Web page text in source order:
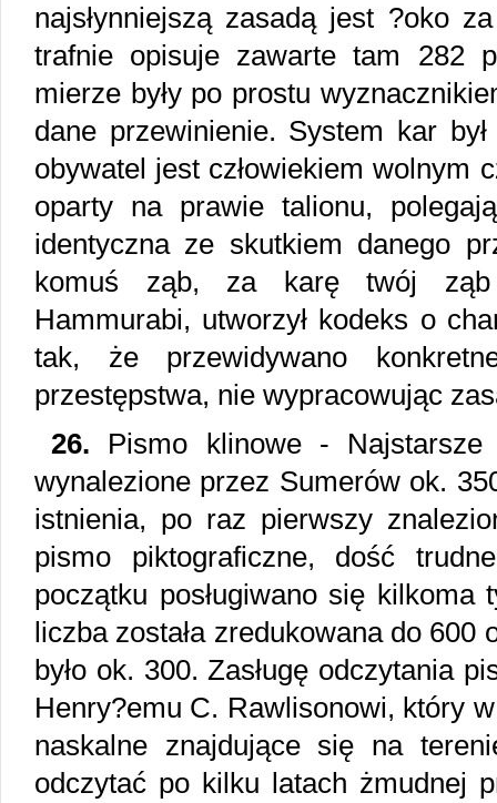
najsłynniejszą zasadą jest ?oko
trafnie opisuje zawarte tam 282
mierze były po prostu
dane przewinienie. System kar
obywatel jest człowiekiem wolnym
oparty na prawie talionu,
identyczna ze skutkiem danego
komuś ząb, za karę twój ząb
Hammurabi, utworzył kodeks o
tak, że przewidywano
przestępstwa, nie wypracowując
26. Pismo klinowe - Najstarsze
wynalezione przez Sumerów ok.
istnienia, po raz pierwszy
pismo piktograficzne, dość
początku posługiwano się
liczba została zredukowana do 600
było ok. 300. Zasługę odczytania
Henry?emu C. Rawlisonowi, który
naskalne znajdujące się na
odczytać po kilku latach żmudnej